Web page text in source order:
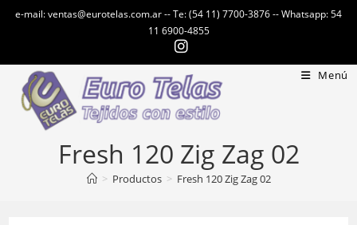
e-mail: ventas@eurotelas.com.ar -- Te: (54 11) 7700-3876 -- Whatsapp: 54
11 6900-4855
Menú
Fresh 120 Zig Zag 02
> Productos > Fresh 120 Zig Zag 02